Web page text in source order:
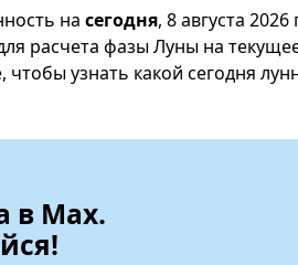
на сегодня, 8 августа
расчета фазы Луны на
чтобы узнать какой сегодня
в Max.